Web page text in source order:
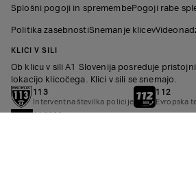
Splošni pogoji in spremembePogoji rabe
Politika zasebnostiSnemanje klicev
KLICI V SILI
Ob klicu v sili A1 Slovenija posreduje
lokacijo klicočega. Klici v sili se snemajo.
113
Interventna številka policije
112
Evropska
116000